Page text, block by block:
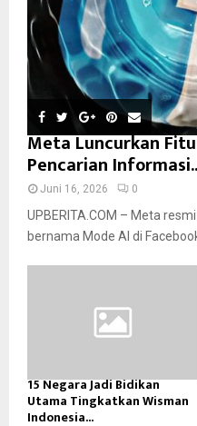
Meta Luncurkan
Pencarian
Juni 16, 2026 0
UPBERITA.COM – Meta
bernama Mode AI di Facebook
15 Negara Jadi Bidikan
Utama Tingkatkan Wisman
Indonesia...